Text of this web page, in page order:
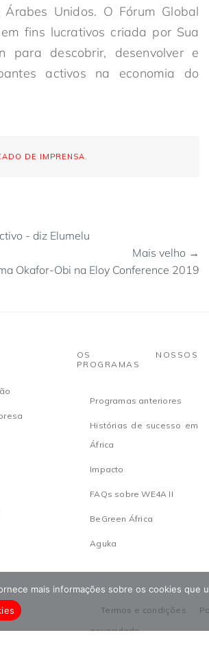
Unidos. O Fórum Global
fins lucrativos criada por Sua
para descobrir, desenvolver e
activos na economia do
DE IMPRENSA.
- diz Elumelu
Mais velho →
Okafor-Obi na Eloy Conference 2019
OS NOSSOS
PROGRAMAS
Programas anteriores
Histórias de sucesso em
África
Impacto
FAQs sobre WE4A II
BeGreen África
Aguka
Termos e condições
privacidade
mais informações sobre os cookies que